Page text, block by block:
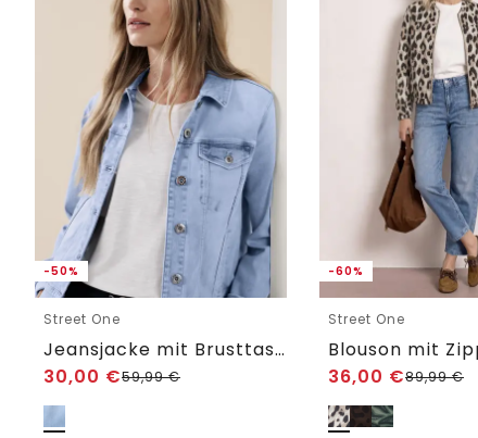
-50%
Street One
Jeansjacke mit Brusttaschen und Knöpfen
30,00 €59,99€
-60%
Street One
36,00 €89,99€